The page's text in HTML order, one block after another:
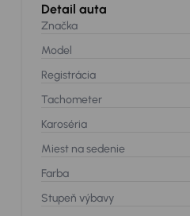
Detail auta
Značka
Model
Registrácia
Tachometer
Karoséria
Miest na sedenie
Farba
Stupeň výbavy